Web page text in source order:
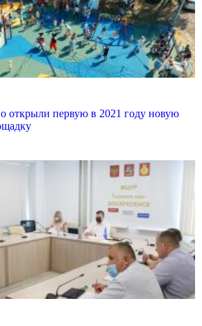
открыли первую в 2021 году новую